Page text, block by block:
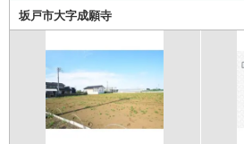
坂戸市大字成願寺